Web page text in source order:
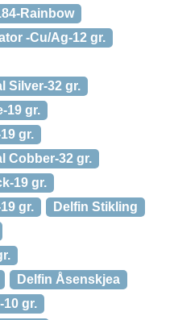
Rainbow
-Cu/Ag-12 gr.
Silver-32 gr.
19 gr.
gr.
Cobber-32 gr.
19 gr.
gr.
Delfin Stikling
Delfin Åsenskjea
gr.